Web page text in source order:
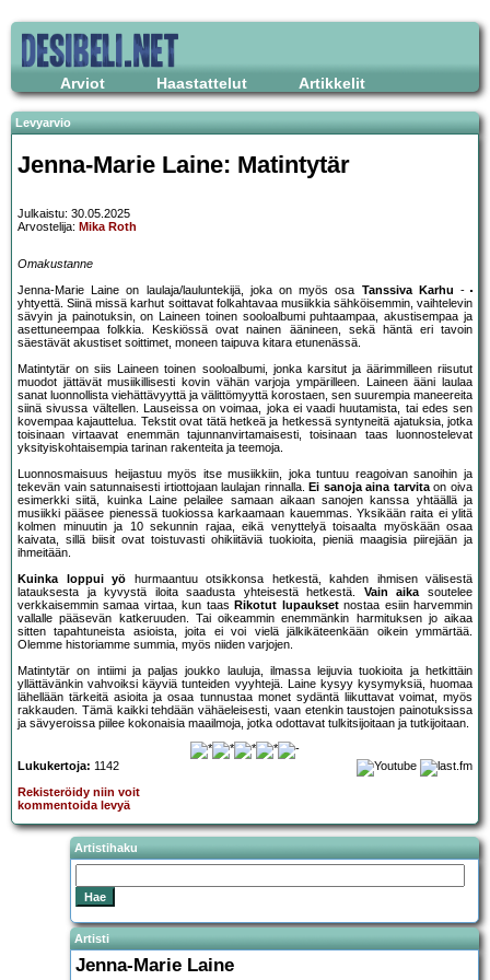
Arviot Haastattelut Artikkelit
Levyarvio
Jenna-Marie Laine: Matintytär
Julkaistu: 30.05.2025
Arvostelija: Mika Roth
Omakustanne
Jenna-Marie Laine on laulaja/lauluntekijä, joka on myös osa Tanssiva Karhu -
yhtyettä. Siinä missä karhut soittavat folkahtavaa musiikkia sähköisemmin, vaihtelevin
sävyin ja painotuksin, on Laineen toinen sooloalbumi puhtaampaa, akustisempaa ja
asettuneempaa folkkia. Keskiössä ovat nainen äänineen, sekä häntä eri tavoin
säestävät akustiset soittimet, moneen taipuva kitara etunenässä.
Matintytär on siis Laineen toinen sooloalbumi, jonka karsitut ja äärimmilleen riisutut
muodot jättävät musiikillisesti kovin vähän varjoja ympärilleen. Laineen ääni laulaa
sanat luonnollista viehättävyyttä ja välittömyyttä korostaen, sen suurempia maneereita
siinä sivussa vältellen. Lauseissa on voimaa, joka ei vaadi huutamista, tai edes sen
kovempaa kajauttelua. Tekstit ovat tätä hetkeä ja hetkessä syntyneitä ajatuksia, jotka
toisinaan virtaavat enemmän tajunnanvirtamaisesti, toisinaan taas luonnostelevat
yksityiskohtaisempia tarinan rakenteita ja teemoja.
Luonnosmaisuus heijastuu myös itse musiikkiin, joka tuntuu reagoivan sanoihin ja
tekevän vain satunnaisesti irtiottojaan laulajan rinnalla. Ei sanoja aina tarvitaon oiva
esimerkki siitä, kuinka Laine pelailee samaan aikaan sanojen kanssa yhtäällä ja
musiikki pääsee pienessä tuokiossa karkaamaan kauemmas. Yksikään raita ei ylitä
kolmen minuutin ja 10 sekunnin rajaa, eikä venyttelyä toisaalta myöskään osaa
kaivata, sillä biisit ovat toistuvasti ohikiitäviä tuokioita, pieniä maagisia piirejään ja
ihmeitään.
Kuinka loppui yö hurmaantuu otsikkonsa hetkestä, kahden ihmisen välisestä
latauksesta ja kyvystä iloita saadusta yhteisestä hetkestä. Vain aikasoutelee
verkkaisemmin samaa virtaa, kun taas Rikotut lupauksetnostaa esiin harvemmin
vallalle pääsevän katkeruuden. Tai oikeammin enemmänkin harmituksen jo aikaa
sitten tapahtuneista asioista, joita ei voi vielä jälkikäteenkään oikein ymmärtää.
Olemme historiamme summia, myös niiden varjojen.
Matintytär on intiimi ja paljas joukko lauluja, ilmassa leijuvia tuokioita ja hetkittäin
yllättävänkin vahvoiksi käyviä tunteiden vyyhtejä. Laine kysyy kysymyksiä, huomaa
lähellään tärkeitä asioita ja osaa tunnustaa monet sydäntä liikuttavat voimat, myös
rakkauden. Tämä kaikki tehdään vähäeleisesti, vaan etenkin taustojen painotuksissa
ja sävyeroissa piilee kokonaisia maailmoja, jotka odottavat tulkitsijoitaan ja tutkijoitaan.
Lukukertoja: 1142
Rekisteröidy niin voit
kommentoida levyä
Artistihaku
Artisti
Jenna-Marie Laine